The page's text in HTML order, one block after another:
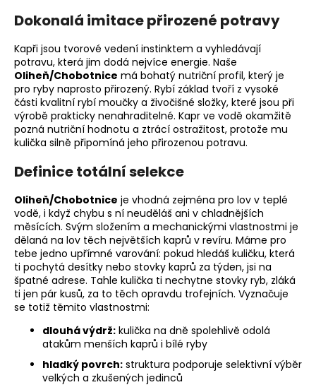
Dokonalá imitace přirozené potravy
Kapři jsou tvorové vedení instinktem a vyhledávají
potravu, která jim dodá nejvíce energie. Naše
Oliheň/Chobotnice má bohatý nutriční profil, který je
pro ryby naprosto přirozený. Rybí základ tvoří z vysoké
části kvalitní rybí moučky a živočišné složky, které jsou při
výrobě prakticky nenahraditelné. Kapr ve vodě okamžitě
pozná nutriční hodnotu a ztrácí ostražitost, protože mu
kulička silně připomíná jeho přirozenou potravu.
Definice totální selekce
Oliheň/Chobotnice je vhodná zejména pro lov v teplé
vodě, i když chybu s ní neuděláš ani v chladnějších
měsících. Svým složením a mechanickými vlastnostmi je
dělaná na lov těch největších kaprů v revíru. Máme pro
tebe jedno upřímné varování: pokud hledáš kuličku, která
ti pochytá desítky nebo stovky kaprů za týden, jsi na
špatné adrese. Tahle kulička ti nechytne stovky ryb, zláká
ti jen pár kusů, za to těch opravdu trofejních. Vyznačuje
se totiž těmito vlastnostmi:
dlouhá výdrž: kulička na dně spolehlivě odolá
atakům menších kaprů i bílé ryby
hladký povrch: struktura podporuje selektivní výběr
velkých a zkušených jedinců
D
o
p
o
r
u
č
j
e
m
e